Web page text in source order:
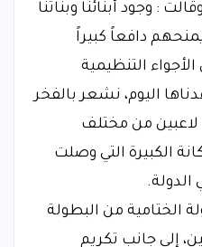
: وجود أبنائنا وبناتنا
دافعاً كبيراً
التنظيمية
اليوم، نشعر بالفخر
لاعبين من مختلف
الكبيرة التي وصلت
الدولة.
الختامية من البطولة
إلى جانب تكريم